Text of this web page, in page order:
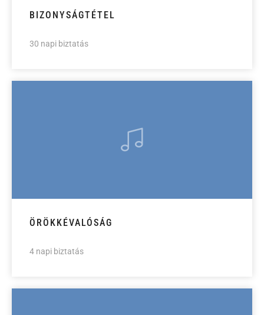
BIZONYSÁGTÉTEL
30 napi biztatás
ÖRÖKKÉVALÓSÁG
4 napi biztatás